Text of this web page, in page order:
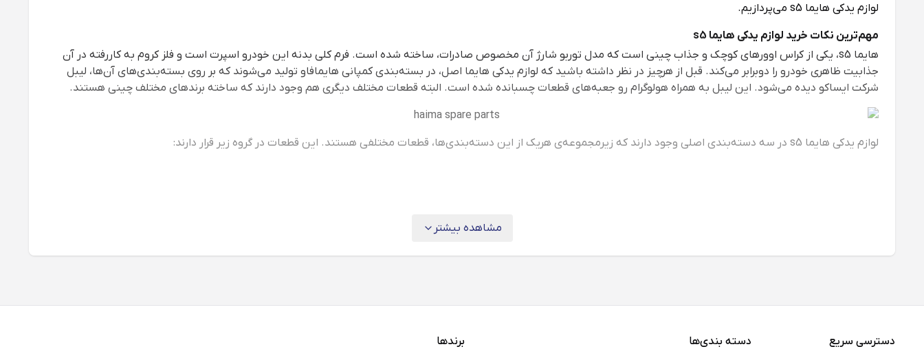
لوازم یدکی هایما s5 می‌پردازیم.
مهم‌ترین نکات خرید لوازم یدکی هایما s5
هایما s5، یکی از کراس اوورهای کوچک و جذاب چینی است که مدل توربو شارژ آن مخصوص صادرات، ساخته شده است. فرم کلی بدنه این خودرو اسپرت است و فلز کروم به کاررفته در آن
جذابیت ظاهری خودرو را دوبرابر می‌کند. قبل از هرچیز در نظر داشته باشید که لوازم یدکی هایما اصل، در بسته‌بندی کمپانی هایمافاو تولید می‌شوند که بر روی بسته‌بندی‌های آن‌ها، لیبل
شرکت ایساکو دیده می‌شود. این لیبل به همراه هولوگرام رو جعبه‌های قطعات چسبانده شده است. البته قطعات مختلف دیگری هم وجود دارند که ساخته برندهای مختلف چینی هستند.
لوازم یدکی هایما s5 در سه دسته‌بندی اصلی وجود دارند که زیرمجموعه‌ی هریک از این دسته‌بندی‌ها، قطعات مختلفی هستند. این قطعات در گروه زیر قرار دارند:
بهترین مارک‌های لوازم یدکی هایما s5
داشته باشیم. برای خرید لوازم یدکی هایما s5 می‌توانید به سراغ برندهای مختلفی مثل کارخانه اصلی هایما، ایساکو، تکستار، توتال و امکو بروید و در رنج‌های قیمتی مختلف، محصولات با
مشاهده بیشتر
دسترسی سریع دسته بندی‌ها برندها